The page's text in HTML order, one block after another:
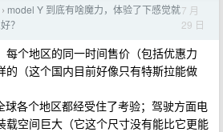
› model Y 到底有啥魔力，体验了下感觉就
？
7 月
29 日
每个地区的同一时间售价（包括优惠力
的（这个国内目前好像只有特斯拉能做
各个地区都经受住了考验；驾驶方面电
载空间巨大（它这个尺寸没有能比它更能